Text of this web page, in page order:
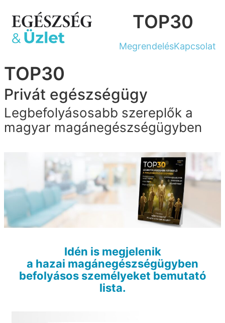
tartalomhoz
TOP30
MegrendelésKapcsolat
TOP30
Privát egészségügy
Legbefolyásosabb szereplők a
magyar magánegészségügyben
Idén is megjelenik
a hazai magánegészségügyben
befolyásos személyeket bemutató
lista.